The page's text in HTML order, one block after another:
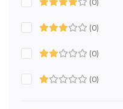
(0)
(0)
(0)